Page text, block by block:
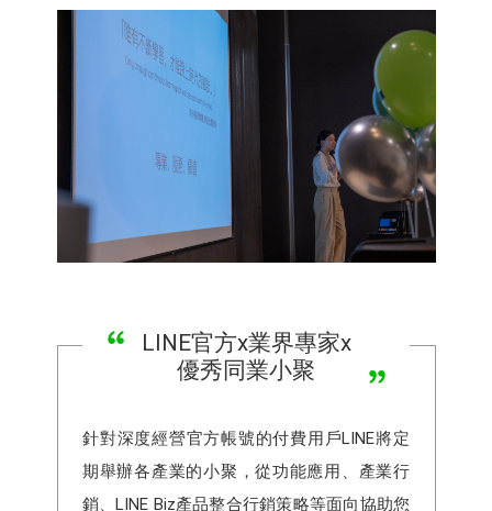
LINE官方x業界專家x
優秀同業小聚
針對深度經營官方帳號的付費用戶LINE將定
期舉辦各產業的小聚，從功能應用、產業行
銷、LINE Biz產品整合行銷策略等面向協助您